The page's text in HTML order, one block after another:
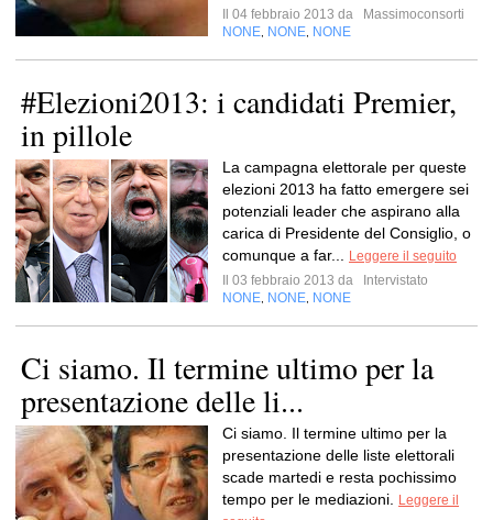
Il 04 febbraio 2013 da
Massimoconsorti
NONE NONE NONE
#Elezioni2013: i candidati Premier,
in pillole
La campagna elettorale per queste
elezioni 2013 ha fatto emergere sei
potenziali leader che aspirano alla
carica di Presidente del Consiglio, o
comunque a far...
Leggere il seguito
Il 03 febbraio 2013 da
Intervistato
NONE NONE NONE
Ci siamo. Il termine ultimo per la
presentazione delle li...
Ci siamo. Il termine ultimo per la
presentazione delle liste elettorali
scade martedi e resta pochissimo
tempo per le mediazioni.
Leggere il